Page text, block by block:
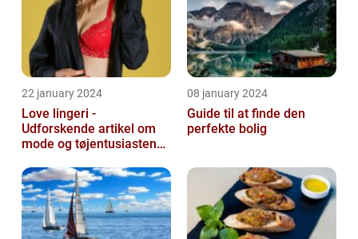
22 january 2024
Love lingeri -
Udforskende artikel om
mode og tøjentusiastens
08 january 2024
Guide til at finde den
perfekte bolig